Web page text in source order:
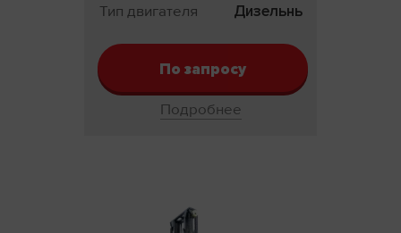
Тип двигателя
Дизельный
По запросу
Подробнее